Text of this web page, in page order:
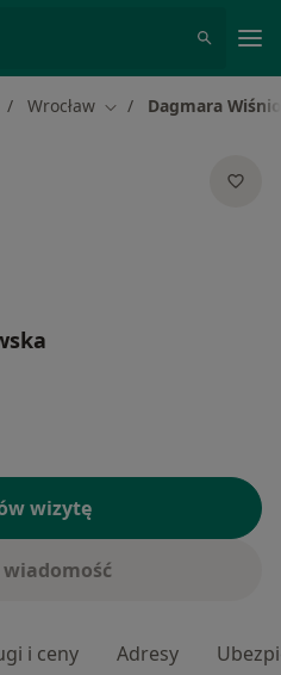
Wrocław Zmień miasto
Dagmara
wizytę
i ceny Adresy